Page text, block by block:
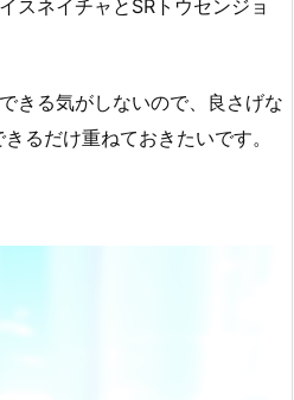
スネイチャとSRトウセンジョ
きる気がしないので、良さげな
るだけ重ねておきたいです。